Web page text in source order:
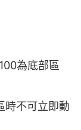
為底部區
時不可立即動